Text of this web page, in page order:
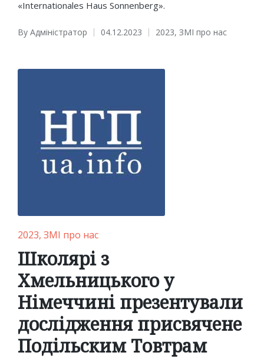
«Internationales Haus Sonnenberg».
Posted
By Адміністратор 04.12.2023
Posted
2023, ЗМІ про нас
Posted
in
2023 ЗМІ про нас
Школярі з
Хмельницького у
Німеччині презентували
дослідження присвячене
Подільским Товтрам